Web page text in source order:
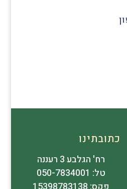
כתובתינו
רח' הגלבע 3 רעננה
טל: 050-7834001